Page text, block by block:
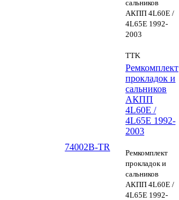
сальников
АКПП 4L60E /
4L65E 1992-
2003
TTK
74002B-TR
Ремкомплект
прокладок и
сальников
АКПП
4L60E /
4L65E 1992-
2003
Ремкомплект
прокладок и
сальников
АКПП 4L60E /
4L65E 1992-